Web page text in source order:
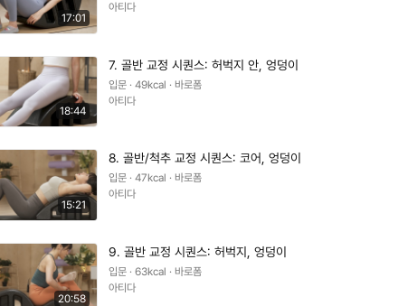
17:01
아티다
18:44
7. 골반 교정 시퀀스: 허벅지 안, 엉덩이
입문 · 49kcal · 바로폼
아티다
15:21
8. 골반/척추 교정 시퀀스: 코어, 엉덩이
입문 · 47kcal · 바로폼
아티다
20:58
9. 골반 교정 시퀀스: 허벅지, 엉덩이
입문 · 63kcal · 바로폼
아티다